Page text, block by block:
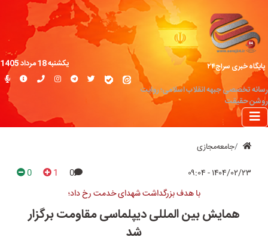
پایگاه خبری سراج۲۴
رسانه تخصصی جبهه انقلاب اسلامی؛ روایت
روشن حقیقت
یکشنبه 18 مرداد 1405
جامعه‌مجازی
۱۴۰۴/۰۲/۲۳ - ۰۹:۰۴ 0
1
0
با هدف بزرگداشت شهدای خدمت رخ داد؛
همایش بین المللی دیپلماسی مقاومت برگزار
شد